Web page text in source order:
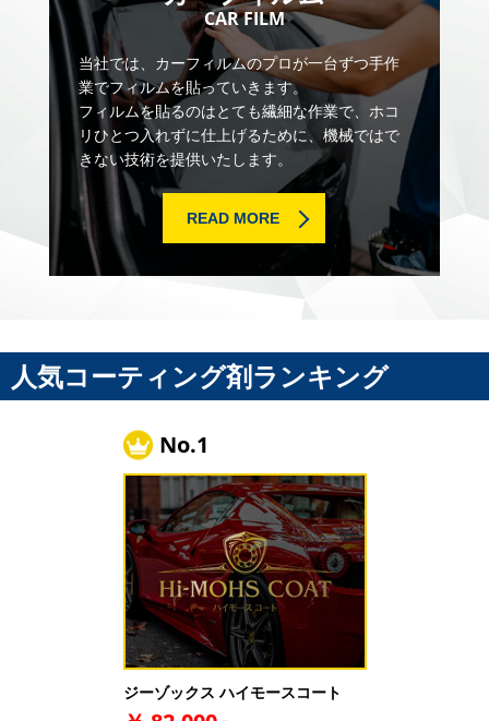
CAR FILM
当社では、カーフィルムのプロが一台ずつ手作
業でフィルムを貼っていきます。
フィルムを貼るのはとても繊細な作業で、ホコ
リひとつ入れずに仕上げるために、機械ではで
きない技術を提供いたします。
READ MORE
人気コーティング剤ランキング
No.1
ジーゾックスハイモースコート